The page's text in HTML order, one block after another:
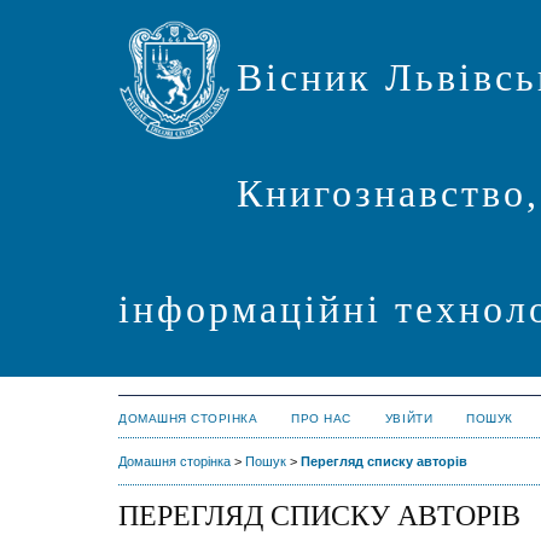
Вісник
інформаційні
ДОМАШНЯ СТОРІНКА ПРО НАС УВІЙТИ ПОШУК
Домашня сторінка > Пошук > Перегляд списку авторів
ПЕРЕГЛЯД СПИСКУ АВТОРІВ